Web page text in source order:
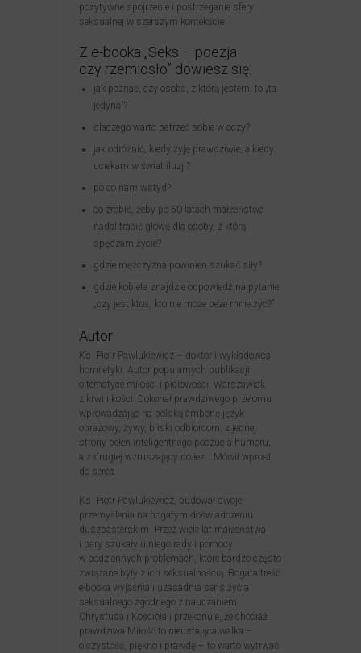
pozytywne spojrzenie i postrzeganie sfery
seksualnej w szerszym kontekście.
Z e-booka „Seks – poezja
czy rzemiosło” dowiesz się:
jak poznać, czy osoba, z którą jestem, to „ta
jedyna”?
dlaczego warto patrzeć sobie w oczy?
jak odróżnić, kiedy żyję prawdziwie, a kiedy
uciekam w świat iluzji?
po co nam wstyd?
co zrobić, żeby po 50 latach małżeństwa
nadal tracić głowę dla osoby, z którą
spędzam życie?
gdzie mężczyzna powinien szukać siły?
gdzie kobieta znajdzie odpowiedź na pytanie
„czy jest ktoś, kto nie może beze mnie żyć?”
Autor
Ks. Piotr Pawlukiewicz – doktor i wykładowca
homiletyki. Autor popularnych publikacji
o tematyce miłości i płciowości. Warszawiak
z krwi i kości. Dokonał prawdziwego przełomu
wprowadzając na polską ambonę język
obrazowy, żywy, bliski odbiorcom, z jednej
strony pełen inteligentnego poczucia humoru,
a z drugiej wzruszający do łez… Mówił wprost
do serca.
Ks. Piotr Pawlukiewicz, budował swoje
przemyślenia na bogatym doświadczeniu
duszpasterskim. Przez wiele lat małżeństwa
i pary szukały u niego rady i pomocy
w codziennych problemach, które bardzo często
związane były z ich seksualnością. Bogata treść
e-booka wyjaśnia i uzasadnia sens życia
seksualnego zgodnego z nauczaniem
Chrystusa i Kościoła i przekonuje, że chociaż
prawdziwa Miłość to nieustająca walka –
o czystość, piękno i prawdę – to warto wytrwać